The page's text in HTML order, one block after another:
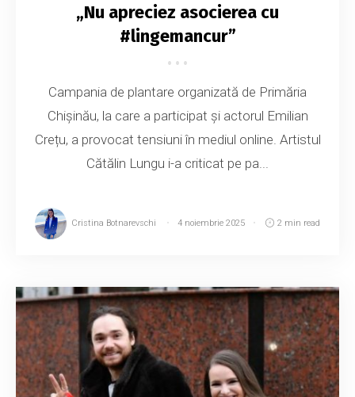
„Nu apreciez asocierea cu
#lingemancur”
Campania de plantare organizată de Primăria
Chișinău, la care a participat și actorul Emilian
Crețu, a provocat tensiuni în mediul online. Artistul
Cătălin Lungu i-a criticat pe pa...
Cristina Botnarevschi 4 noiembrie 2025 2 min read